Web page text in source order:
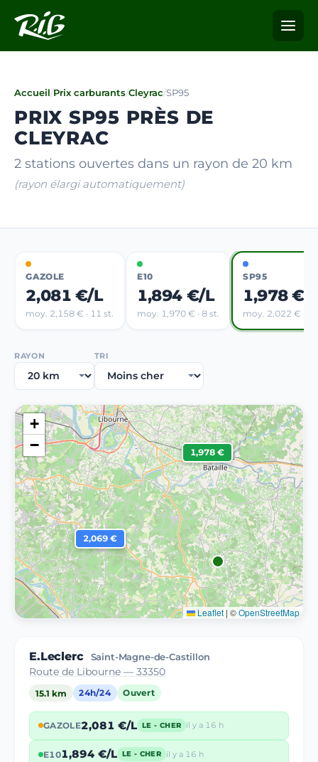
Accueil/Prix carburants/Cleyrac/SP95
PRIX SP95 PRÈS DE
CLEYRAC
2 stations ouvertes dans un rayon de 20 km
(rayon élargi automatiquement)
GAZOLE
2,081 €/L
moy. 2,158 € · 11 st.
E10
1,894 €/L
moy. 1,970 € · 8 st.
SP95
1,978 €/
moy. 2,022 € · 5
RAYON TRI
1,978 €
2,069 €
+
−
Leaflet | ©OpenStreetMap
E.Leclerc Saint-Magne-de-Castillon
Route de Libourne — 33350
15.1 km 24h/24 Ouvert
GAZOLE2,081 €/L LE - CHER il y a 16 h
E101,894 €/L LE - CHER il y a 16 h